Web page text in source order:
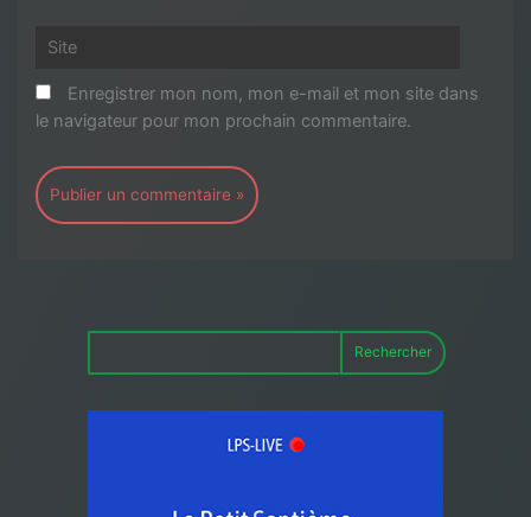
Site
Enregistrer mon nom, mon e-mail et mon site dans
le navigateur pour mon prochain commentaire.
Rechercher